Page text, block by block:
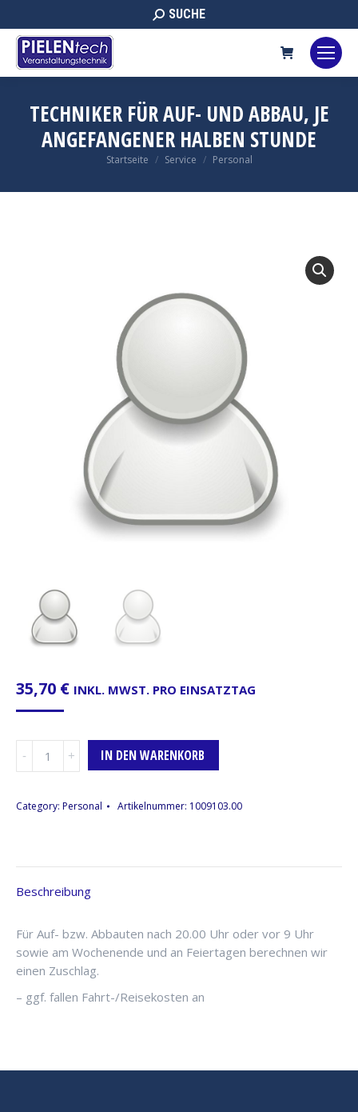
Search:
SUCHE
TECHNIKER FÜR AUF- UND ABBAU, JE
ANGEFANGENER HALBEN STUNDE
Sie befinden sich hier:
Startseite Service Personal
35,70 € INKL. MWST. PRO EINSATZTAG
und
Stunde
IN DEN WARENKORB
Category: Personal Artikelnummer: 1009103.00
Beschreibung
Für Auf- bzw. Abbauten nach 20.00 Uhr oder vor 9 Uhr
sowie am Wochenende und an Feiertagen berechnen wir
einen Zuschlag.
– ggf. fallen Fahrt-/Reisekosten an